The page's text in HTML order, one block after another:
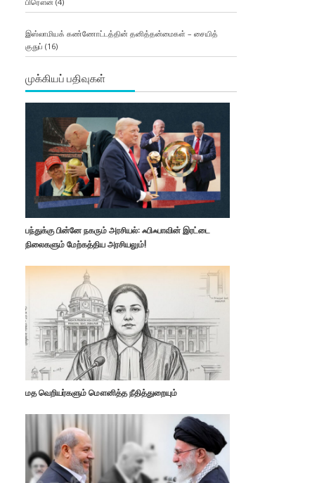
இஸ்லாமியக் கண்ணோட்டத்தின் தனித்தன்மைகள் – சையித்
குதுப் (16)
முக்கியப் பதிவுகள்
பந்துக்கு பின்னே நகரும் அரசியல்: ஃபிஃபாவின் இரட்டை
நிலைகளும் மேற்கத்திய அரசியலும்!
மத வெறியர்களும் மௌனித்த நீதித்துறையும்